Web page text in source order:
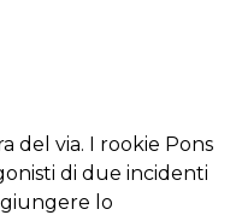
del via. I rookie Pons
di due incidenti
lo